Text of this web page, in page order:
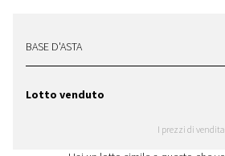
BASE D'ASTA
Lotto venduto
I prezzi di